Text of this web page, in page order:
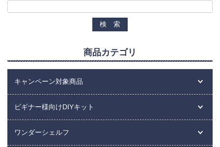
商品カテゴリ
キャンペーン対象商品
ビギナー様向けDIYキット
ワンダーシェルフ